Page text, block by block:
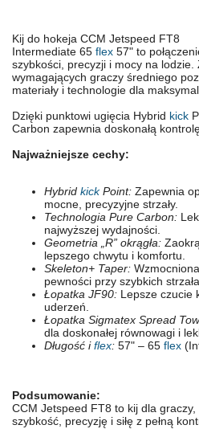
Kij do hokeja CCM Jetspeed FT8
Intermediate 65 flex 57" to
szybkości, precyzji i mocy na lodzie.
wymagających graczy średniego
materiały i technologie dla
Dzięki punktowi ugięcia Hybrid kick
Carbon zapewnia doskonałą
Najważniejsze cechy:
Hybrid kickPoint: Zapewnia
mocne, precyzyjne strzały.
Technologia Pure Carbon:
najwyższej wydajności.
Geometria „R” okrągła:
lepszego chwytu i komfortu.
Skeleton+ Taper:
pewności przy szybkich
Łopatka JF90: Lepsze czucie
uderzeń.
Łopatka Sigmatex Spread
dla doskonałej równowagi i
Długość iflex: 57" – 65 flex
Podsumowanie:
CCM Jetspeed FT8 to kij dla graczy,
szybkość, precyzję i siłę z pełną